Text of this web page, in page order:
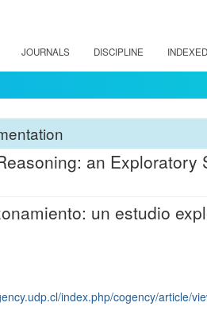
JOURNALS DISCIPLINE INDEXED
an Exploratory
un estudio
index.php/cogency/article/